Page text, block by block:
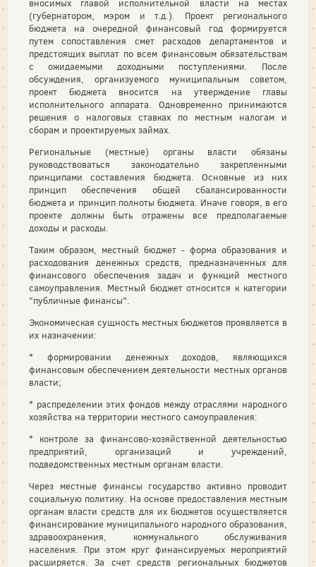
вносимых главой исполнительной власти на местах
(губернатором, мэром и т.д.). Проект регионального
бюджета на очередной финансовый год формируется
путем сопоставления смет расходов департаментов и
предстоящих выплат по всем финансовым обязательствам
с ожидаемыми доходными поступлениями. После
обсуждения, организуемого муниципальным советом,
проект бюджета вносится на утверждение главы
исполнительного аппарата. Одновременно принимаются
решения о налоговых ставках по местным налогам и
сборам и проектируемых займах.
Региональные (местные) органы власти обязаны
руководствоваться законодательно закрепленными
принципами составления бюджета. Основные из них
принцип обеспечения общей сбалансированности
бюджета и принцип полноты бюджета. Иначе говоря, в его
проекте должны быть отражены все предполагаемые
доходы и расходы.
Таким образом, местный бюджет - форма образования и
расходования денежных средств, предназначенных для
финансового обеспечения задач и функций местного
самоуправления. Местный бюджет относится к категории
"публичные финансы".
Экономическая сущность местных бюджетов проявляется в
их назначении:
* формировании денежных доходов, являющихся
финансовым обеспечением деятельности местных органов
власти;
* распределении этих фондов между отраслями народного
хозяйства на территории местного самоуправления:
* контроле за финансово-хозяйственной деятельностью
предприятий, организаций и учреждений,
подведомственных местным органам власти.
Через местные финансы государство активно проводит
социальную политику. На основе предоставления местным
органам власти средств для их бюджетов осуществляется
финансирование муниципального народного образования,
здравоохранения, коммунального обслуживания
населения. При этом круг финансируемых мероприятий
расширяется. За счет средств региональных бюджетов